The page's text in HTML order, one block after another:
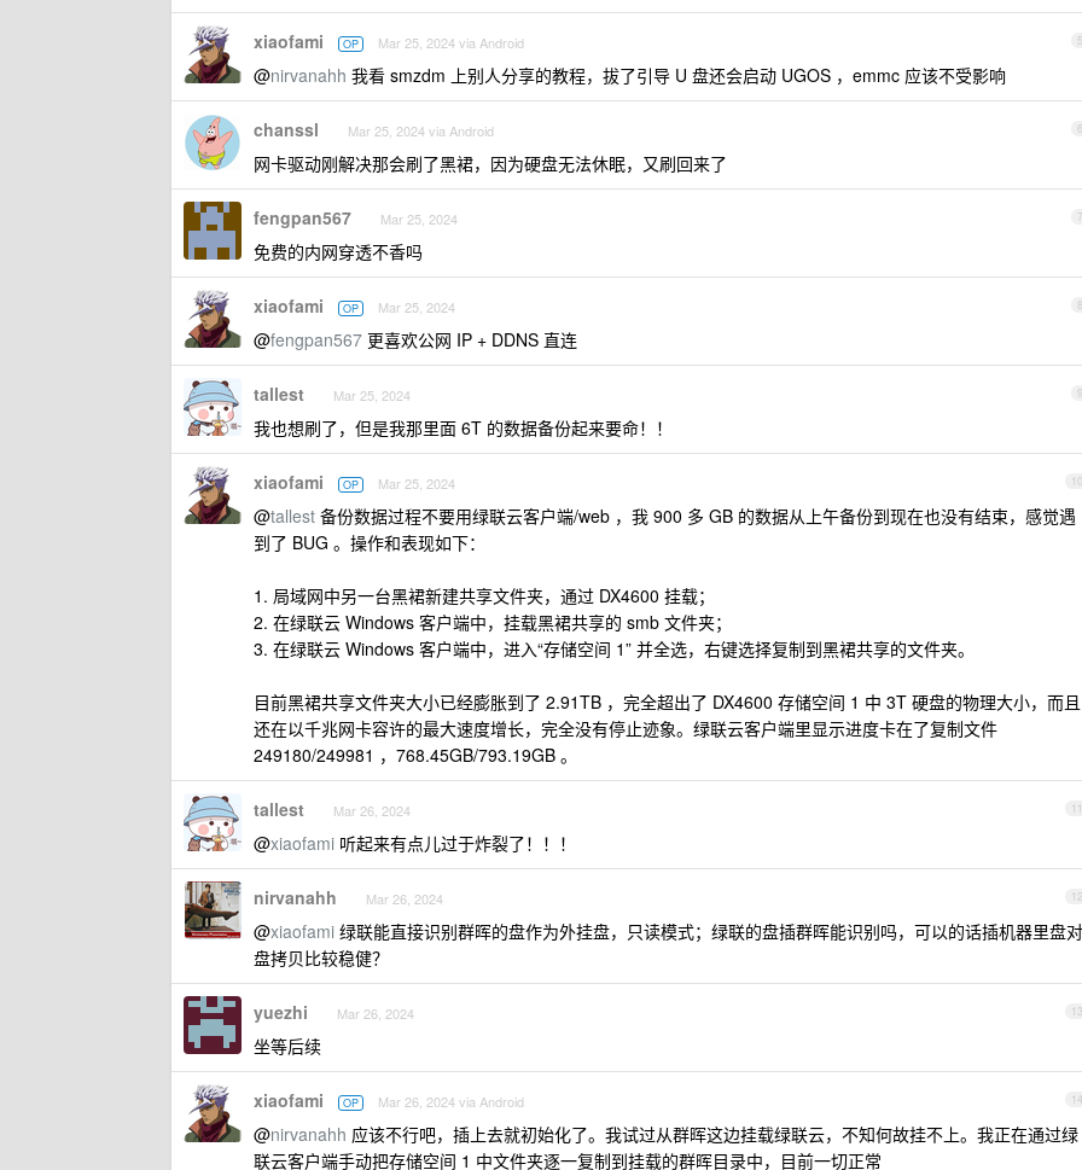
5
xiaofami OP Mar 25, 2024 via Android
@nirvanahh 我看 smzdm 上别人分享的教程，拔了引导 U 盘还会启动 UGOS ，emmc 应该不受影响
6
chanssl Mar 25, 2024 via Android
网卡驱动刚解决那会刷了黑裙，因为硬盘无法休眠，又刷回来了
7
fengpan567 Mar 25, 2024
免费的内网穿透不香吗
8
xiaofami OP Mar 25, 2024
@fengpan567 更喜欢公网 IP + DDNS 直连
9
tallest Mar 25, 2024
我也想刷了，但是我那里面 6T 的数据备份起来要命！！
10
xiaofami OP Mar 25, 2024
@tallest 备份数据过程不要用绿联云客户端/web ，我 900 多 GB 的数据从上午备份到现在也没有结束，感觉遇
到了 BUG 。操作和表现如下：
1. 局域网中另一台黑裙新建共享文件夹，通过 DX4600 挂载；
2. 在绿联云 Windows 客户端中，挂载黑裙共享的 smb 文件夹；
3. 在绿联云 Windows 客户端中，进入“存储空间 1” 并全选，右键选择复制到黑裙共享的文件夹。
目前黑裙共享文件夹大小已经膨胀到了 2.91TB ，完全超出了 DX4600 存储空间 1 中 3T 硬盘的物理大小，而且
还在以千兆网卡容许的最大速度增长，完全没有停止迹象。绿联云客户端里显示进度卡在了复制文件
249180/249981 ，768.45GB/793.19GB 。
11
tallest Mar 26, 2024
@xiaofami 听起来有点儿过于炸裂了！！！
12
nirvanahh Mar 26, 2024
@xiaofami 绿联能直接识别群晖的盘作为外挂盘，只读模式；绿联的盘插群晖能识别吗，可以的话插机器里盘对
盘拷贝比较稳健？
13
yuezhi Mar 26, 2024
坐等后续
14
xiaofami OP Mar 26, 2024 via Android
@nirvanahh 应该不行吧，插上去就初始化了。我试过从群晖这边挂载绿联云，不知何故挂不上。我正在通过绿
联云客户端手动把存储空间 1 中文件夹逐一复制到挂载的群晖目录中，目前一切正常